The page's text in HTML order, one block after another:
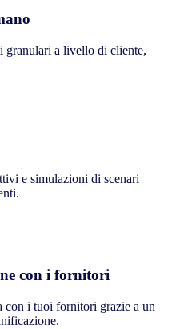
granulari a livello di cliente,
e simulazioni di scenari
con i fornitori
con i tuoi fornitori grazie a un